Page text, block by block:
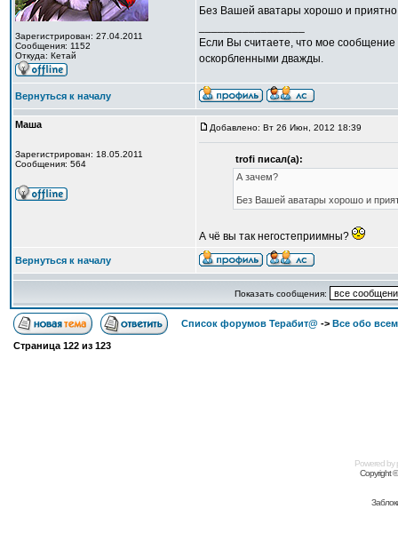
Зарегистрирован: 27.04.2011
Сообщения: 1152
Откуда: Кетай
Без Вашей аватары хорошо и
Если Вы считаете, что мое сообщение
оскорбленными дважды.
Вернуться к началу
Маша
Зарегистрирован: 18.05.2011
Сообщения: 564
Добавлено: Вт 26 Июн, 2012 18:39
trofi писал(а):
А зачем?
Без Вашей аватары хорошо и
А чё вы так негостеприимны?
Вернуться к началу
Показать сообщения:
Список форумов Терабит@ -> Все обо всем
Страница 122 из 123
Powered by
Copyright